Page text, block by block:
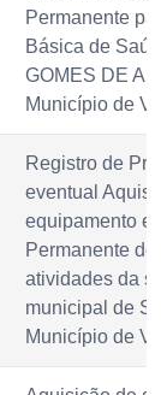
Permanente
Básica de
GOMES DE
Município de
Registro de
eventual
equipamento e
Permanente
atividades da
municipal de
Município de